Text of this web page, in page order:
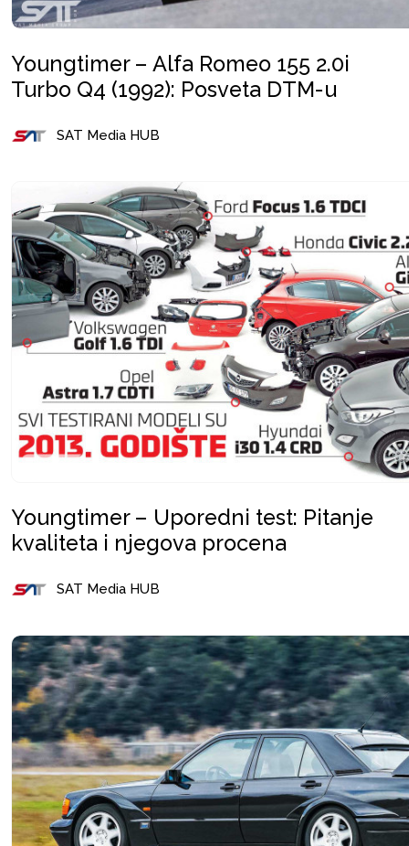
Youngtimer – Alfa Romeo 155 2.0i
Turbo Q4 (1992): Posveta DTM-u
SAT Media HUB
Youngtimer – Uporedni test: Pitanje
kvaliteta i njegova procena
SAT Media HUB